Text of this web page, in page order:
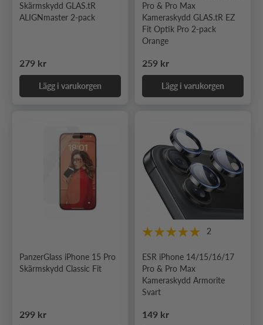
Skärmskydd GLAS.tR
ALIGNmaster 2-pack
Ordinarie pris
279 kr
Lägg i varukorgen
Pro & Pro Max
Kameraskydd GLAS.tR EZ
Fit Optik Pro 2-pack
Orange
Ordinarie pris
259 kr
Lägg i varukorgen
PanzerGlass iPhone 15 Pro
Skärmskydd Classic Fit
Ordinarie pris
299 kr
2
ESR iPhone 14/15/16/17
Pro & Pro Max
Kameraskydd Armorite
Svart
Ordinarie pris
149 kr